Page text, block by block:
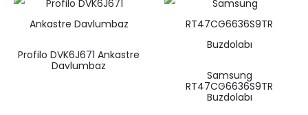
Profilo DVK6J671 Ankastre
Davlumbaz
Samsung
RT47CG6636S9TR
Buzdolabı